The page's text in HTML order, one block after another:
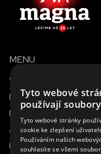
MENU
Všechny formy pomoci
Finance a reporty
Pracujte s námi
Aktuálně
Kdo jsme
Tyto webové
používají
Tyto webové stránky
cookie ke zlepšení
Používáním našich
souhlasíte se všemi